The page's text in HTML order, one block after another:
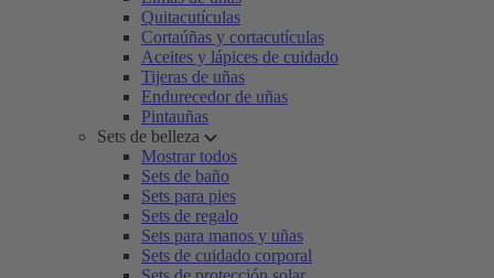
Quitacutículas
Cortaúñas y cortacutículas
Aceites y lápices de cuidado
Tijeras de uñas
Endurecedor de uñas
Pintauñas
Sets de belleza
Mostrar todos
Sets de baño
Sets para pies
Sets de regalo
Sets para manos y uñas
Sets de cuidado corporal